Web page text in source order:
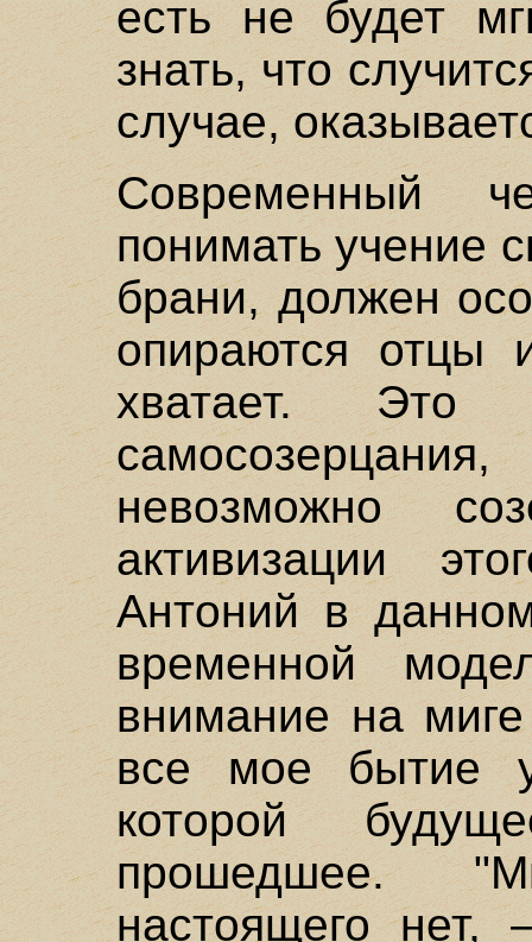
есть не будет
знать, что
случае,
Современный
понимать учение
брани, должен
опираются отцы
хватает. Это
невозможно
активизации
Антоний в
временной
внимание на
все мое бытие
которой
прошедшее.
настоящего нет,